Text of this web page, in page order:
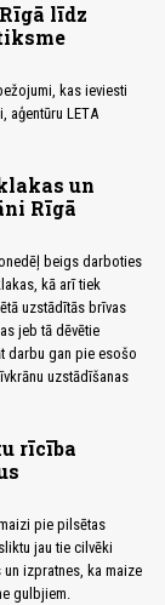
līdz
kas ieviesti
aģentūru LETA
un
Rīgā
beigs darboties
kā arī tiek
uzstādītās brīvas
jeb tā dēvētie
darbu gan pie esošo
uzstādīšanas
rīcība
pie pilsētas
jau tie cilvēki
izpratnes, ka maize
gulbjiem.